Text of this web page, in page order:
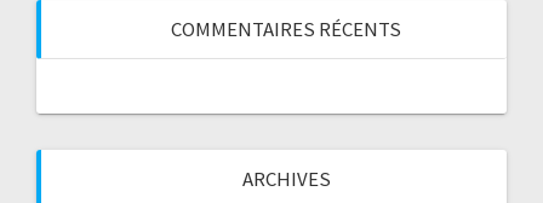
COMMENTAIRES RÉCENTS
ARCHIVES